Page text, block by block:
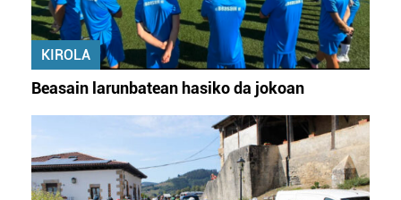
KIROLA
Beasain larunbatean hasiko da jokoan